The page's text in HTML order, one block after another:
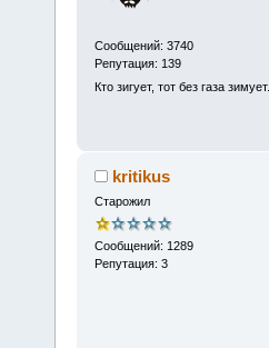
Сообщений: 3740
Репутация: 139
Кто зигует, тот без газа зимует.
kritikus
Старожил
Сообщений: 1289
Репутация: 3